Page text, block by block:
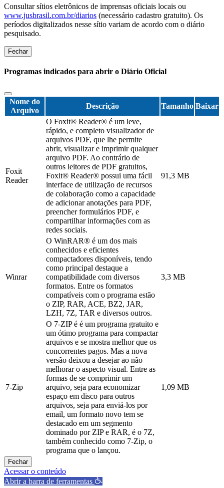
Consultar sítios eletrônicos de imprensas oficiais locais ou
www.jusbrasil.com.br/diarios (necessário cadastro gratuito). Os
períodos digitalizados nesse sítio variam de acordo com o diário
pesquisado.
Fechar
Programas indicados para abrir o Diário Oficial
Nome do
Arquivo
Descrição Tamanho Baixar
Foxit
Reader
O Foxit® Reader® é um leve,
rápido, e completo visualizador de
arquivos PDF, que lhe permite
abrir, visualizar e imprimir qualquer
arquivo PDF. Ao contrário de
outros leitores de PDF gratuitos,
Foxit® Reader® possui uma fácil
interface de utilização de recursos
de colaboração como a capacidade
de adicionar anotações para PDF,
preencher formulários PDF, e
compartilhar informações com as
redes sociais.
91,3 MB
Winrar
O WinRAR® é um dos mais
conhecidos e eficientes
compactadores disponíveis, tendo
como principal destaque a
compatibilidade com diversos
formatos. Entre os formatos
compatíveis com o programa estão
o ZIP, RAR, ACE, BZ2, JAR,
LZH, 7Z, TAR e diversos outros.
3,3 MB
7-Zip
O 7-ZIP é é um programa gratuito e
um ótimo programa para compactar
arquivos e se mostra melhor que os
concorrentes pagos. Mas a nova
versão deixou a desejar ao não
melhorar o aspecto visual. Entre as
formas de se comprimir um
arquivo, seja para economizar
espaço em disco para outros
arquivos, seja para enviá-los por
email, um formato novo tem se
destacado em um segmento
dominado por ZIP e RAR, é o 7Z,
também conhecido como 7-Zip, o
programa que o lançou.
1,09 MB
Fechar
Acessar o conteúdo
Abrir a barra de ferramentas